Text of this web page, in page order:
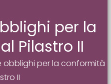
per la
Pilastro II
obblighi per la conformità
II